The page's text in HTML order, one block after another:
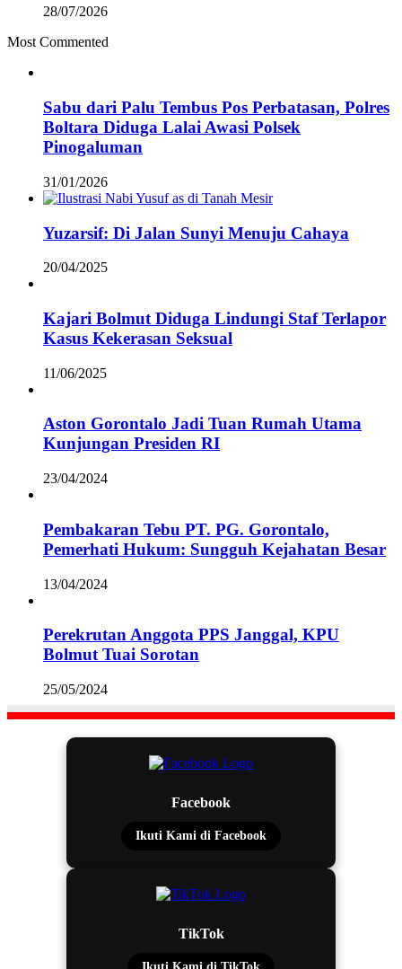
28/07/2026
Most Commented
Sabu dari Palu Tembus Pos Perbatasan, Polres
Boltara Diduga Lalai Awasi Polsek
Pinogaluman
31/01/2026
Yuzarsif: Di Jalan Sunyi Menuju Cahaya
20/04/2025
Kajari Bolmut Diduga Lindungi Staf Terlapor
Kasus Kekerasan Seksual
11/06/2025
Aston Gorontalo Jadi Tuan Rumah Utama
Kunjungan Presiden RI
23/04/2024
Pembakaran Tebu PT. PG. Gorontalo,
Pemerhati Hukum: Sungguh Kejahatan Besar
13/04/2024
Perekrutan Anggota PPS Janggal, KPU
Bolmut Tuai Sorotan
25/05/2024
Facebook
Ikuti Kami di Facebook
TikTok